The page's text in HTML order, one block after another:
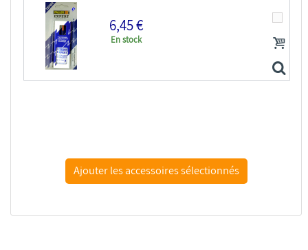
6,45 €
En stock
faller 492 colle maquette